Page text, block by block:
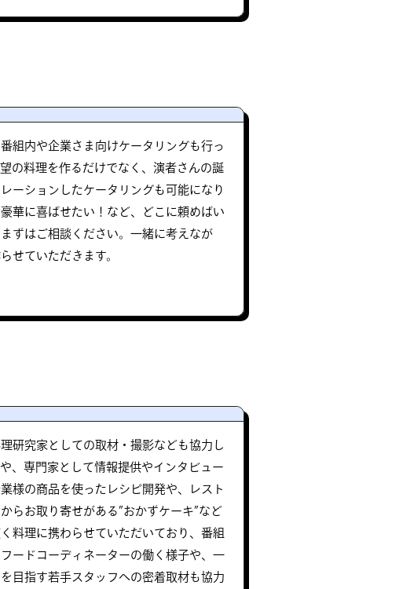
組内や企業さま向けケータリングも行っ
の料理を作るだけでなく、演者さんの誕
ーションしたケータリングも可能になり
華に喜ばせたい！など、どこに頼めばい
ずはご相談ください。一緒に考えなが
せていただきます。
研究家としての取材・撮影なども協力し
、専門家として情報提供やインタビュー
様の商品を使ったレシピ開発や、レスト
らお取り寄せがある”おかずケーキ”など
料理に携わらせていただいており、番組
ードコーディネーターの働く様子や、一
目指す若手スタッフへの密着取材も協力